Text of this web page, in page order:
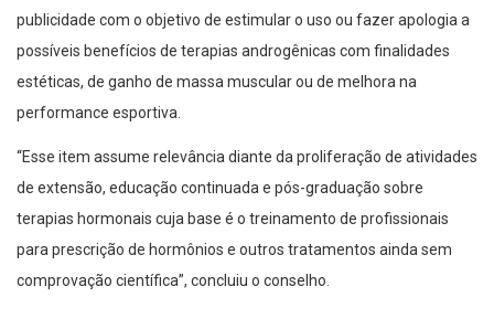
publicidade com o objetivo de estimular o uso ou fazer apologia a
possíveis benefícios de terapias androgênicas com finalidades
estéticas, de ganho de massa muscular ou de melhora na
performance esportiva.
“Esse item assume relevância diante da proliferação de atividades
de extensão, educação continuada e pós-graduação sobre
terapias hormonais cuja base é o treinamento de profissionais
para prescrição de hormônios e outros tratamentos ainda sem
comprovação científica”, concluiu o conselho.